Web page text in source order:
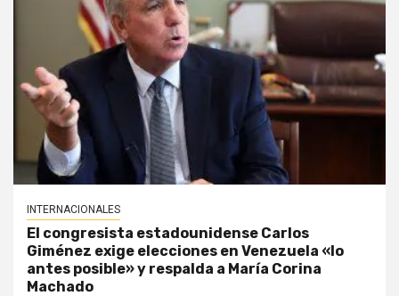
INTERNACIONALES
El congresista estadounidense Carlos
Giménez exige elecciones en Venezuela «lo
antes posible» y respalda a María Corina
Machado